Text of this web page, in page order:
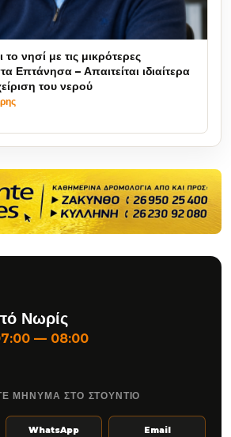
νησί με τις μικρότερες
Επτάνησα – Απαιτείται ιδιαίτερα
του νερού
Νωρίς
— 08:00
ΜΗΝΥΜΑ ΣΤΟ ΣΤΟΥΝΤΙΟ
WhatsApp Email